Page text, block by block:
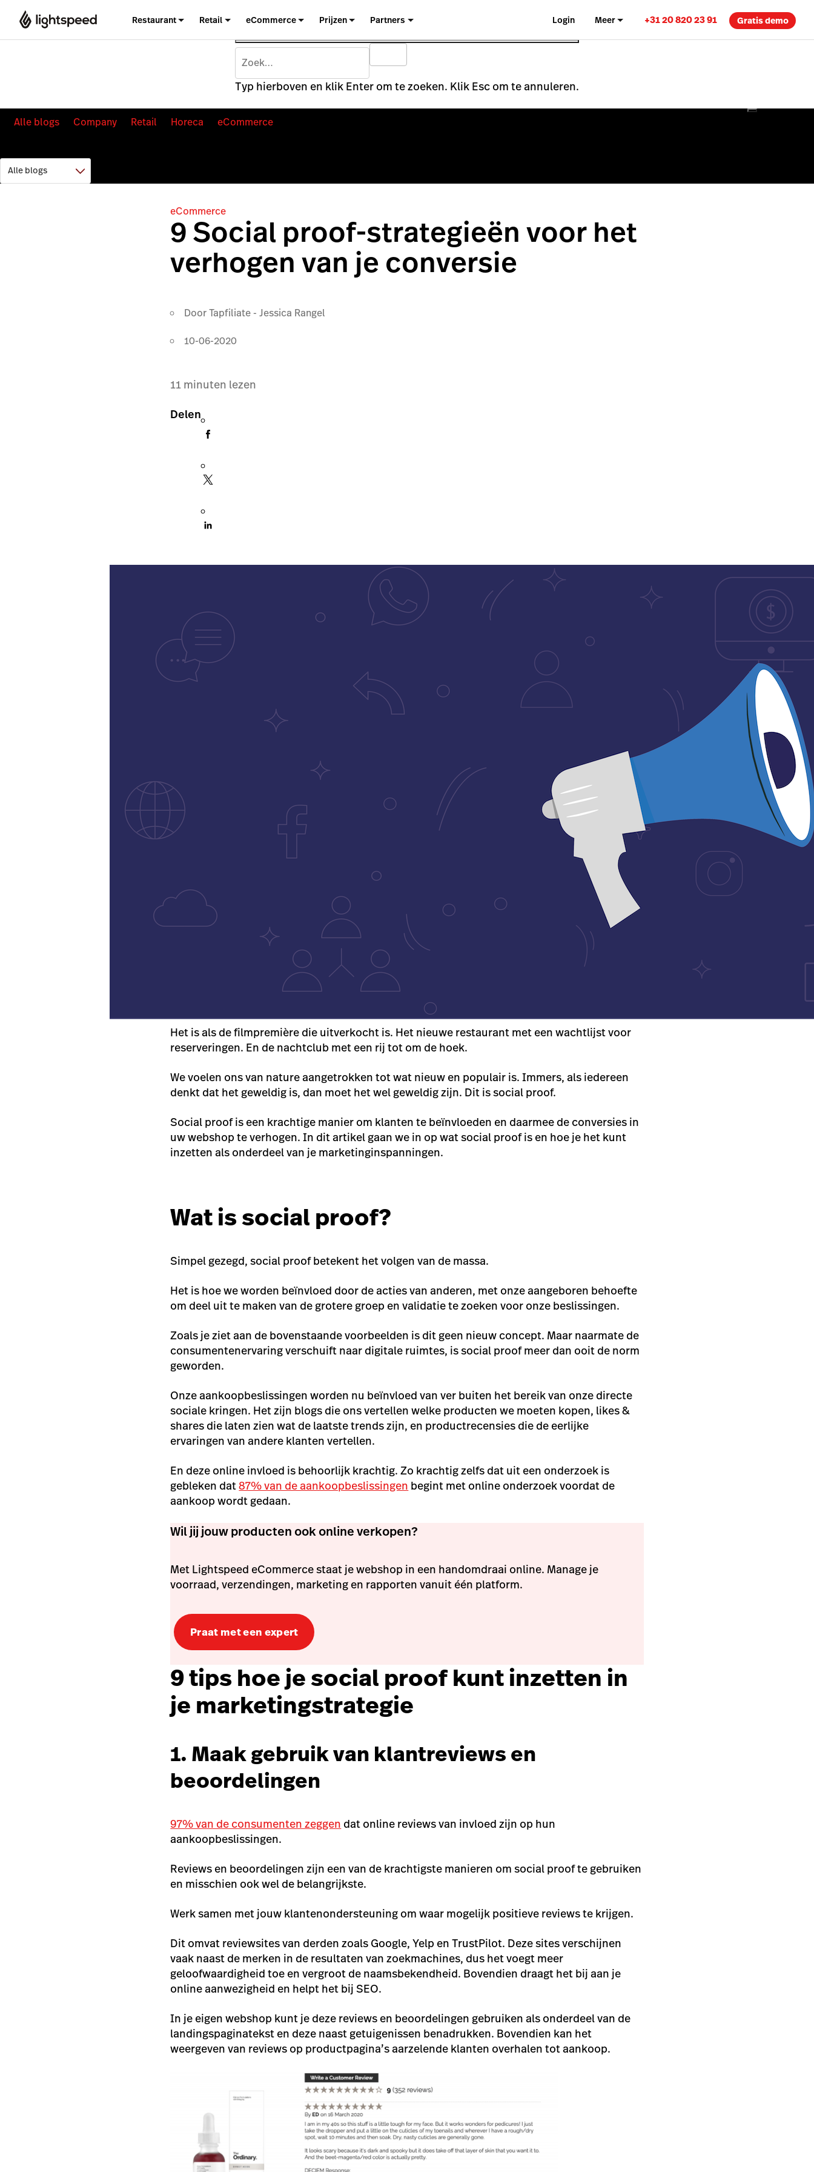
Restaurant Retail eCommerce Prijzen Partners Login Meer +31 20 820 23 91 Gratis demo
Typ hierboven en klik Enter om te zoeken. Klik Esc om te annuleren.
Alle blogs Company Retail Horeca eCommerce
eCommerce
9 Social proof-strategieën voor het
verhogen van je conversie
DoorTapfiliate - Jessica Rangel
10-06-2020
11 minuten lezen
Delen
Het is als de filmpremière die uitverkocht is. Het nieuwe restaurant met een wachtlijst voor
reserveringen. En de nachtclub met een rij tot om de hoek.
We voelen ons van nature aangetrokken tot wat nieuw en populair is.Immers, als iedereen
denkt dat het geweldig is, dan moet het wel geweldig zijn. Dit is social proof.
Social proof is een krachtige manier om klanten te beïnvloeden en daarmee de conversies in
uw webshop te verhogen. In dit artikel gaan we in op wat social proof is en hoe je het kunt
inzetten als onderdeel van je marketinginspanningen.
Wat is social proof?
Simpel gezegd, social proof betekent het volgen van de massa.
Het is hoe we worden beïnvloed door de acties van anderen, met onze aangeboren behoefte
om deel uit te maken van de grotere groep en validatie te zoeken voor onze beslissingen.
Zoals je ziet aan de bovenstaande voorbeelden is dit geen nieuw concept. Maar naarmate de
consumentenervaring verschuift naar digitale ruimtes, is social proof meer dan ooit de norm
geworden.
Onze aankoopbeslissingen worden nu beïnvloed van ver buiten het bereik van onze directe
sociale kringen. Het zijn blogs die ons vertellen welke producten we moeten kopen, likes &
shares die laten zien wat de laatste trends zijn, en productrecensies die de eerlijke
ervaringen van andere klanten vertellen.
En deze online invloed is behoorlijk krachtig. Zo krachtig zelfs dat uit een onderzoek is
gebleken dat87% van de aankoopbeslissingen begint met online onderzoek voordat de
aankoop wordt gedaan.
Wil jij jouw producten ook online verkopen?
Met Lightspeed eCommerce staat je webshop in een handomdraai online. Manage je
voorraad, verzendingen, marketing en rapporten vanuit één platform.
Praat met een expert
9 tips hoe je social proof kunt inzetten in
je marketingstrategie
1. Maak gebruik van klantreviews en
beoordelingen
97% van de consumenten zeggen dat online reviews van invloed zijn op hun
aankoopbeslissingen.
Reviews en beoordelingen zijn een van de krachtigste manieren om social proof te gebruiken
en misschien ook wel de belangrijkste.
Werk samen met jouw klantenondersteuning om waar mogelijk positieve reviews te krijgen.
Dit omvat reviewsites van derden zoals Google, Yelp en TrustPilot. Deze sites verschijnen
vaak naast de merken in de resultaten van zoekmachines, dus het voegt meer
geloofwaardigheid toe en vergroot de naamsbekendheid. Bovendien draagt het bij aan je
online aanwezigheid en helpt het bij SEO.
In je eigen webshop kunt je deze reviews en beoordelingen gebruiken als onderdeel van de
landingspaginatekst en deze naast getuigenissen benadrukken. Bovendien kan het
weergeven van reviews op productpagina’s aarzelende klanten overhalen tot aankoop.